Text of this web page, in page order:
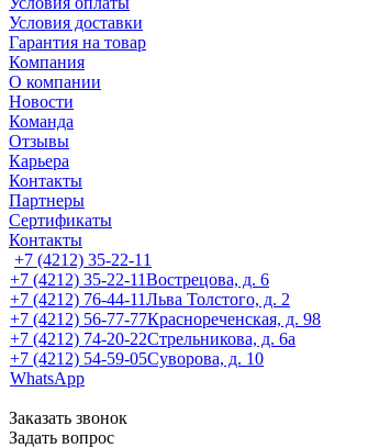
Условия доставки
Гарантия на товар
Компания
О компании
Новости
Команда
Отзывы
Карьера
Контакты
Партнеры
Сертификаты
Контакты
+7 (4212) 35-22-11
+7 (4212) 35-22-11Вострецова, д. 6
+7 (4212) 76-44-11Льва Толстого, д. 2
+7 (4212) 56-77-77Краснореченская, д. 98
+7 (4212) 74-20-22Стрельникова, д. 6а
+7 (4212) 54-59-05Суворова, д. 10
WhatsApp
Заказать звонок
Задать вопрос